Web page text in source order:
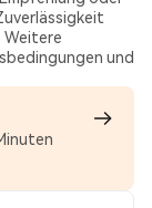
Weitere
und